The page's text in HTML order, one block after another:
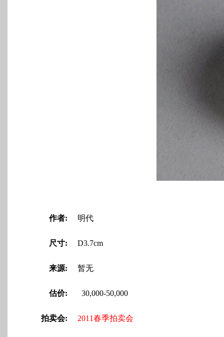
作者: 明代
尺寸: D3.7cm
来源: 暂无
估价: 30,000-50,000
拍卖会: 2011春季拍卖会